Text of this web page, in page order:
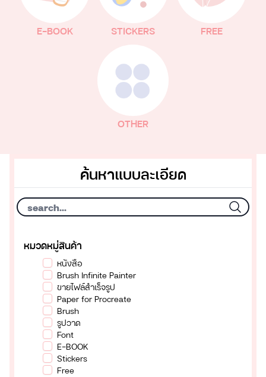
E-BOOK STICKERS FREE
OTHER
ค้นหาแบบละเอียด
หมวดหมู่สินค้า
หนังสือ
Brush Infinite Painter
ขายไฟล์สำเร็จรูป
Paper for Procreate
Brush
รูปวาด
Font
E-BOOK
Stickers
Free